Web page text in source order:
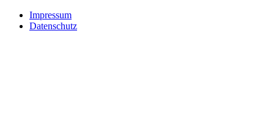
Impressum
Datenschutz